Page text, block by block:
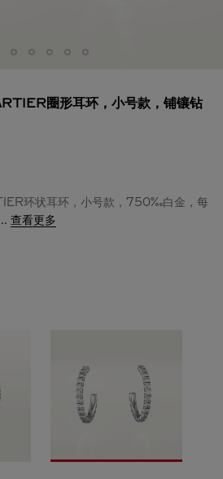
圈形耳环，小号款，铺镶钻
环状耳环，小号款，750‰白金，每
查看更多